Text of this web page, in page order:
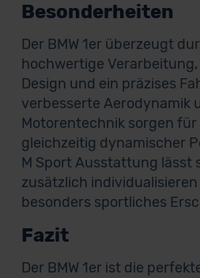
Besonderheiten
Der BMW 1er überzeugt
hochwertige
Design und ein präzises
verbesserte Aerodynamik
Motorentechnik sorgen für
gleichzeitig dynamischer
M Sport Ausstattung lässt
zusätzlich
besonders sportliches
Fazit
Der BMW 1er ist die